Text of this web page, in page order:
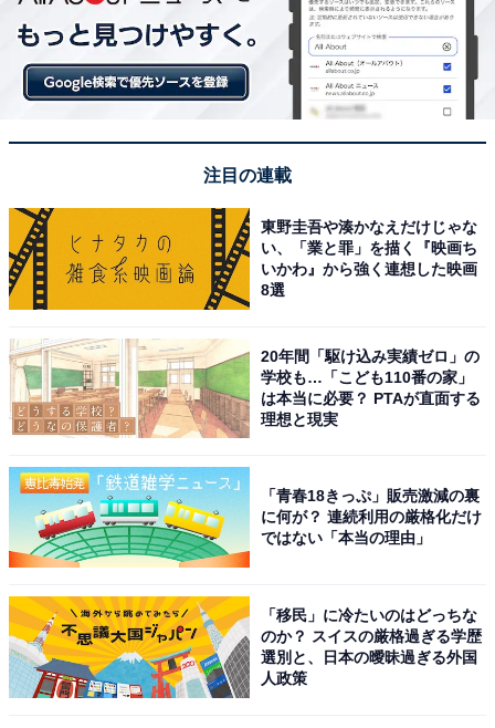
注目の連載
東野圭吾や湊かなえだけじゃな
い、「業と罪」を描く『映画ち
いかわ』から強く連想した映画
8選
20年間「駆け込み実績ゼロ」の
学校も…「こども110番の家」
は本当に必要？ PTAが直面する
理想と現実
「青春18きっぷ」販売激減の裏
に何が？ 連続利用の厳格化だけ
ではない「本当の理由」
「移民」に冷たいのはどっちな
のか？ スイスの厳格過ぎる学歴
選別と、日本の曖昧過ぎる外国
人政策